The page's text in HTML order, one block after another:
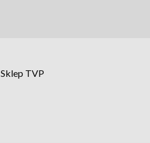
Sklep TVP